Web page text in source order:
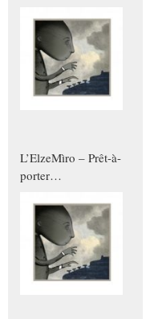
qualche modo sono
donne
L’ElzeMìro – Prêt-à-
porter